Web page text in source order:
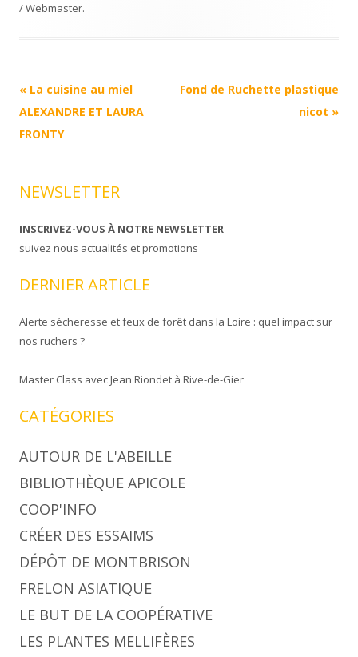
/ Webmaster.
Navigation
Article
« La cuisine au miel
ALEXANDRE ET LAURA
FRONTY
Fond de Ruchette plastique
nicot »
NEWSLETTER
INSCRIVEZ-VOUS À NOTRE NEWSLETTER
suivez nous actualités et promotions
DERNIER ARTICLE
Alerte sécheresse et feux de forêt dans la Loire : quel impact sur
nos ruchers ?
Master Class avec Jean Riondet à Rive-de-Gier
CATÉGORIES
AUTOUR DE L'ABEILLE
BIBLIOTHÈQUE APICOLE
COOP'INFO
CRÉER DES ESSAIMS
DÉPÔT DE MONTBRISON
FRELON ASIATIQUE
LE BUT DE LA COOPÉRATIVE
LES PLANTES MELLIFÈRES